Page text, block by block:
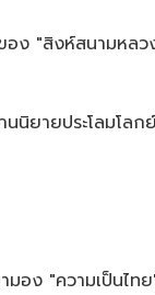
ง "สิงห์สนามหล
นิยายประโลมโ
อง "ความเป็นไท